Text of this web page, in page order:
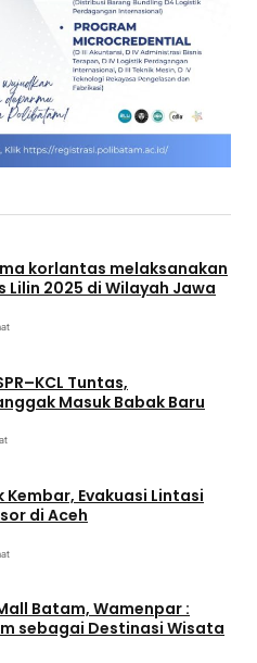
korlantas melaksanakan
Lilin 2025 di Wilayah Jawa
Tuntas,
Masuk Babak Baru
Kembar, Evakuasi Lintasi
di Aceh
Batam, Wamenpar :
sebagai Destinasi Wisata